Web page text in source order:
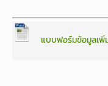
แบบฟอร์มข้อมูลเพิ่